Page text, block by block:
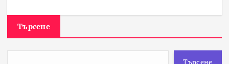
Търсене
Търсене